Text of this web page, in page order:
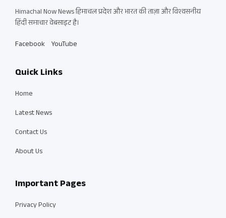
Himachal Now News हिमाचल प्रदेश और भारत की ताज़ा और विश्वसनीय
हिंदी समाचार वेबसाइट है।
Facebook YouTube
Quick Links
Home
Latest News
Contact Us
About Us
Important Pages
Privacy Policy